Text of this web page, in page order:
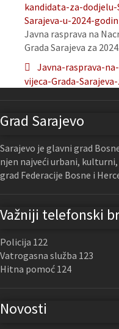
kandidata-za-
Sarajeva-u-2024-
Javna rasprava na
Grada Sarajeva za
Javna-rasprava-
vijeca-Grada-
Grad Sarajevo
Sarajevo je glavni grad
njen najveći urbani,
grad Federacije Bosne i
Važniji telefonski
Policija 122
Vatrogasna služba 123
Hitna pomoć 124
Novosti